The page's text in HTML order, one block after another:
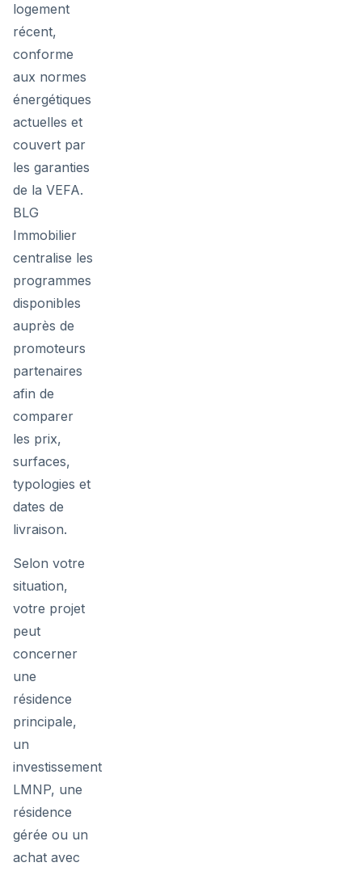
logement
récent,
conforme
aux normes
énergétiques
actuelles et
couvert par
les garanties
de la VEFA.
BLG
Immobilier
centralise les
programmes
disponibles
auprès de
promoteurs
partenaires
afin de
comparer
les prix,
surfaces,
typologies et
dates de
livraison.
Selon votre
situation,
votre projet
peut
concerner
une
résidence
principale,
un
investissement
LMNP, une
résidence
gérée ou un
achat avec